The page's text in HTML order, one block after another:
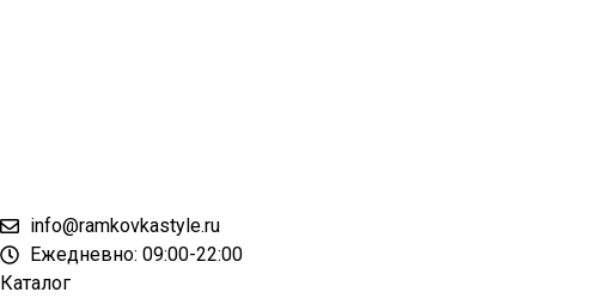
info@ramkovkastyle.ru
Ежедневно: 09:00-22:00
Каталог